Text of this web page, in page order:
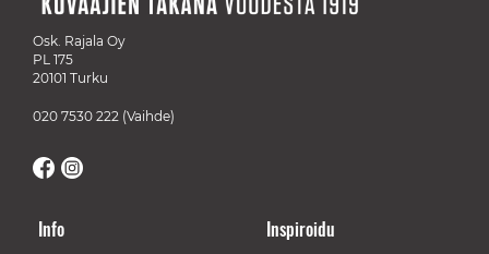
Osk. Rajala Oy
PL 175
20101 Turku
020 7530 222 (Vaihde)
Info Inspiroidu